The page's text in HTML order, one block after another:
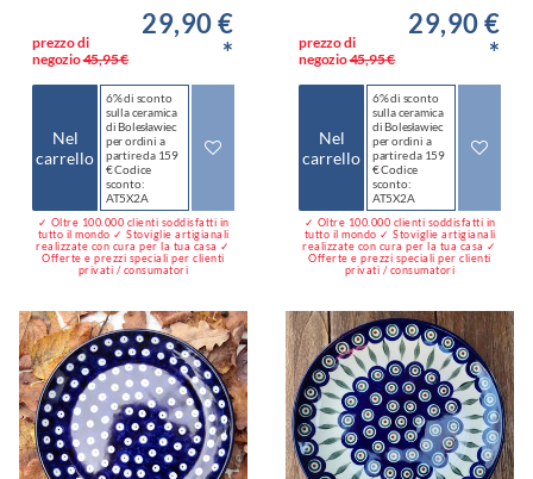
prezzo di
negozio45,95 €
29,90 €
*
Nel
carrello
6% di sconto
sulla ceramica
di Bolesławiec
per ordini a
partire da 159
€ Codice
sconto:
AT5X2A
✓ Oltre 100.000 clienti soddisfatti in
tutto il mondo ✓ Stoviglie artigianali
realizzate con cura per la tua casa ✓
Offerte e prezzi speciali per clienti
privati / consumatori
prezzo di
negozio45,95 €
29,90 €
*
Nel
carrello
6% di sconto
sulla ceramica
di Bolesławiec
per ordini a
partire da 159
€ Codice
sconto:
AT5X2A
✓ Oltre 100.000 clienti soddisfatti in
tutto il mondo ✓ Stoviglie artigianali
realizzate con cura per la tua casa ✓
Offerte e prezzi speciali per clienti
privati / consumatori